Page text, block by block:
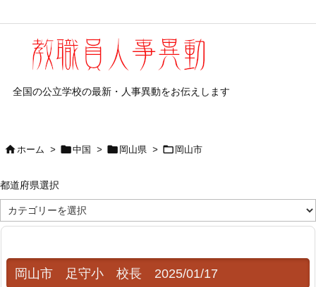
全国の公立学校の最新・人事異動をお伝えします
ホーム > 中国 >  岡山県 >  岡山市
都道府県選択
道
府
選
岡山市 足守小 校長 2025/01/17